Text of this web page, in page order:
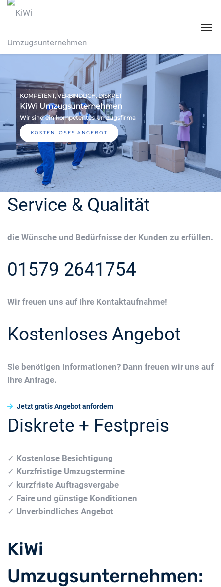
KOMPETENT, VERBINDLICH, DISKRET
KiWi Umzugsunternehmen
Wir sind ein kompetentes Umzugsfirma
KOSTENLOSES ANGEBOT
Service & Qualität
die Wünsche und Bedürfnisse der Kunden zu erfüllen.
01579 2641754
Wir freuen uns auf Ihre Kontaktaufnahme!
Kostenloses Angebot
Sie benötigen Informationen? Dann freuen wir uns auf
Ihre Anfrage.
Jetzt gratis Angebot anfordern
Diskrete + Festpreis
✓ Kostenlose Besichtigung
✓ Kurzfristige Umzugstermine
✓ kurzfriste Auftragsvergabe
✓ Faire und günstige Konditionen
✓ Unverbindliches Angebot
KiWi
Umzugsunternehmen: